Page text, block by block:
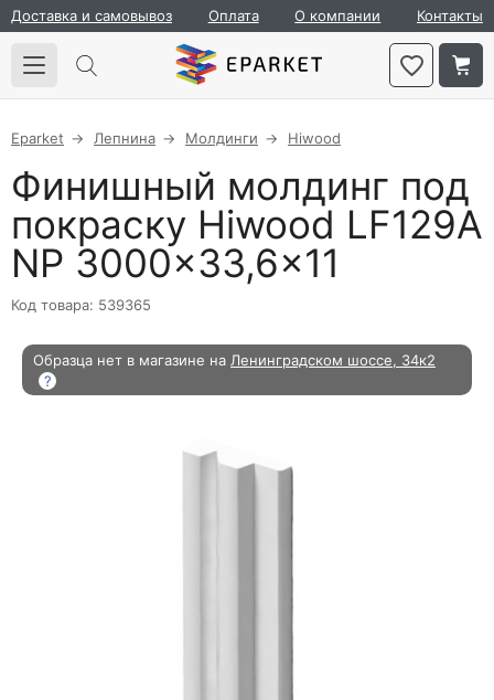
Доставка и самовывоз Оплата О компании Контакты
Eparket Лепнина Молдинги Hiwood
Финишный молдинг под
покраску Hiwood LF129A
NP 3000×33,6×11
Код товара: 539365
Образца нет в магазине на Ленинградском шоссе, 34к2
?